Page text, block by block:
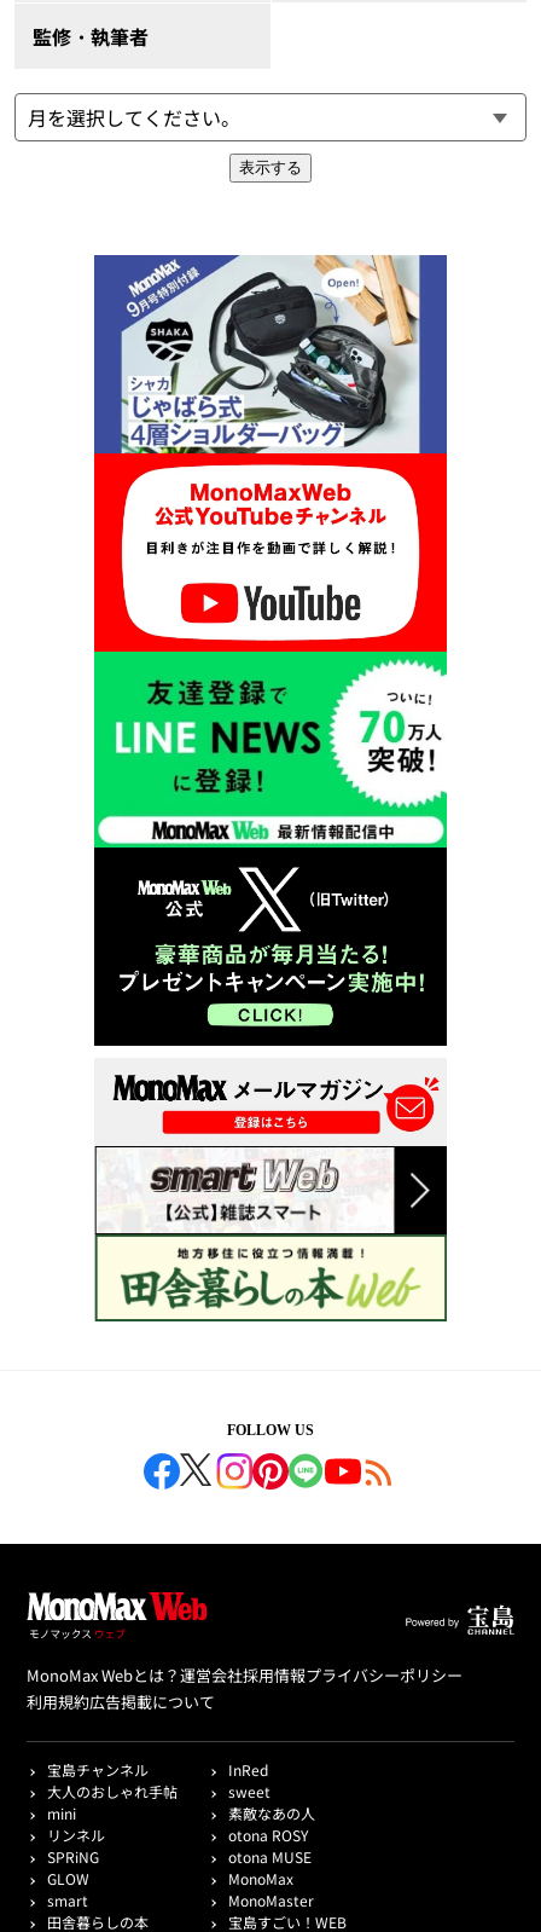
監修・執筆者
表示する
FOLLOW US
MonoMax Webとは？運営会社採用情報プライバシーポリシー
利用規約広告掲載について
宝島チャンネル
InRed
大人のおしゃれ手帖
sweet
mini
素敵なあの人
リンネル
otona ROSY
SPRiNG
otona MUSE
GLOW
MonoMax
smart
MonoMaster
田舎暮らしの本
宝島すごい！WEB